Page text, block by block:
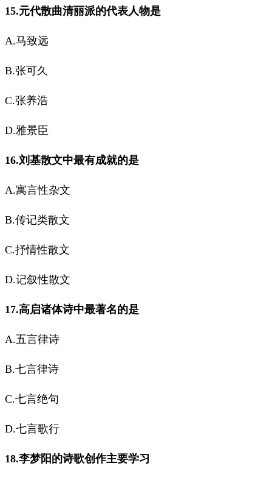
15.元代散曲清丽派的代表人物是
A.马致远
B.张可久
C.张养浩
D.雅景臣
16.刘基散文中最有成就的是
A.寓言性杂文
B.传记类散文
C.抒情性散文
D.记叙性散文
17.高启诸体诗中最著名的是
A.五言律诗
B.七言律诗
C.七言绝句
D.七言歌行
18.李梦阳的诗歌创作主要学习